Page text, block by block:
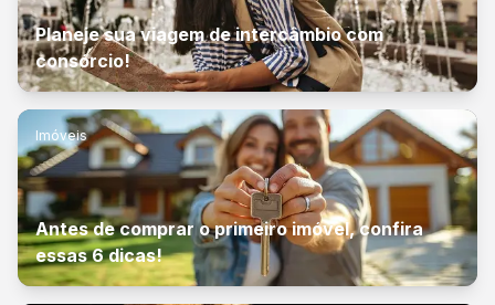
Planeje sua viagem de intercâmbio com
consórcio!
Imóveis
Antes de comprar o primeiro imóvel, confira
essas 6 dicas!